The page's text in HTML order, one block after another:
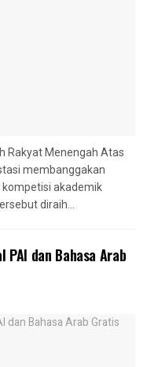
Rakyat Menengah Atas
membanggakan
akademik
diraih...
PAI dan Bahasa Arab